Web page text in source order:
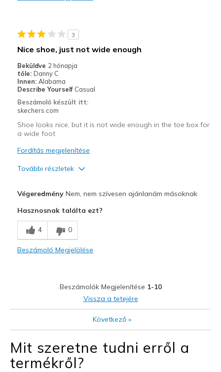
Need Break In
Width
Sizing
View On Shoes
I'm Into Shoes
3
Nice shoe, just not wide enough
Beküldve 2 hónapja
tőle: Danny C
Innen: Alabama
Describe Yourself Casual
Beszámoló készült itt:
skechers.com
Shoe looks nice, but it is not wide enough in the toe box for
a wide foot
Fordítás megjelenítése
További részletek
Comfortable
Stylish
Feels too narrow
Sizing
Feels true to size
I'm Into Shoes
VégeredményNem, nem szívesen ajánlanám másoknak
Hasznosnak találta ezt?
4 0
Beszámoló Megjelölése
Beszámolók Megjelenítése 1-10
Vissza a tetejére
Következő»
Mit szeretne tudni erről a
termékről?